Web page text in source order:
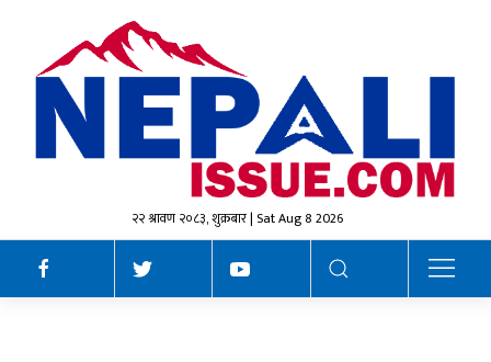
२२ श्रावण २०८३, शुक्रबार | Sat Aug 8 2026